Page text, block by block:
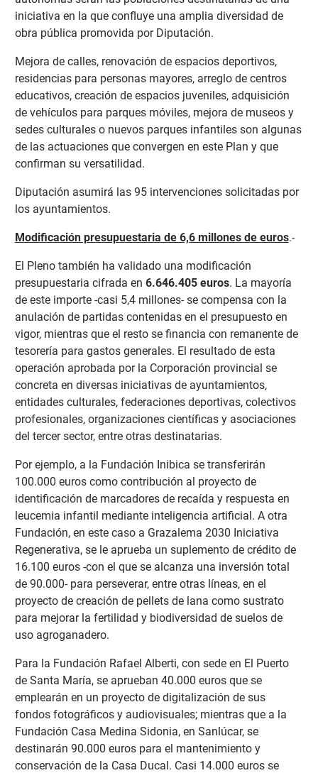
iniciativa en la que confluye una amplia diversidad de
obra pública promovida por Diputación.
Mejora de calles, renovación de espacios deportivos,
residencias para personas mayores, arreglo de centros
educativos, creación de espacios juveniles, adquisición
de vehículos para parques móviles, mejora de museos y
sedes culturales o nuevos parques infantiles son algunas
de las actuaciones que convergen en este Plan y que
confirman su versatilidad.
Diputación asumirá las 95 intervenciones solicitadas por
los ayuntamientos.
Modificación presupuestaria de 6,6 millones de euros.-
El Pleno también ha validado una modificación
presupuestaria cifrada en 6.646.405 euros. La mayoría
de este importe -casi 5,4 millones- se compensa con la
anulación de partidas contenidas en el presupuesto en
vigor, mientras que el resto se financia con remanente de
tesorería para gastos generales. El resultado de esta
operación aprobada por la Corporación provincial se
concreta en diversas iniciativas de ayuntamientos,
entidades culturales, federaciones deportivas, colectivos
profesionales, organizaciones científicas y asociaciones
del tercer sector, entre otras destinatarias.
Por ejemplo, a la Fundación Inibica se transferirán
100.000 euros como contribución al proyecto de
identificación de marcadores de recaída y respuesta en
leucemia infantil mediante inteligencia artificial. A otra
Fundación, en este caso a Grazalema 2030 Iniciativa
Regenerativa, se le aprueba un suplemento de crédito de
16.100 euros -con el que se alcanza una inversión total
de 90.000- para perseverar, entre otras líneas, en el
proyecto de creación de pellets de lana como sustrato
para mejorar la fertilidad y biodiversidad de suelos de
uso agroganadero.
Para la Fundación Rafael Alberti, con sede en El Puerto
de Santa María, se aprueban 40.000 euros que se
emplearán en un proyecto de digitalización de sus
fondos fotográficos y audiovisuales; mientras que a la
Fundación Casa Medina Sidonia, en Sanlúcar, se
destinarán 90.000 euros para el mantenimiento y
conservación de la Casa Ducal. Casi 14.000 euros se